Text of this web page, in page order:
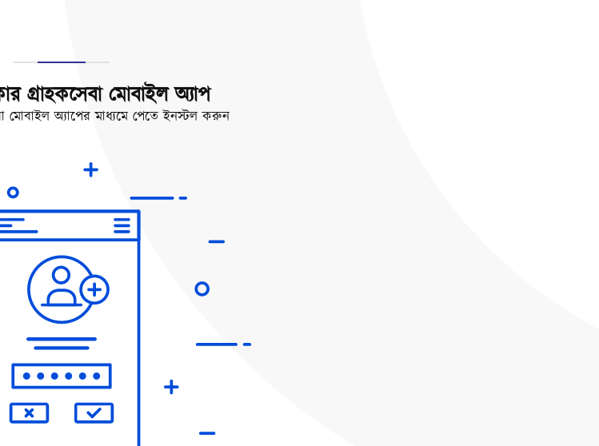
গ্রাহকসেবা মোবাইল অ্যাপ
মোবাইল অ্যাপের মাধ্যমে পেতে ইনস্টল করুন